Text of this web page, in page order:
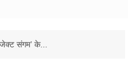
संगम’ के...